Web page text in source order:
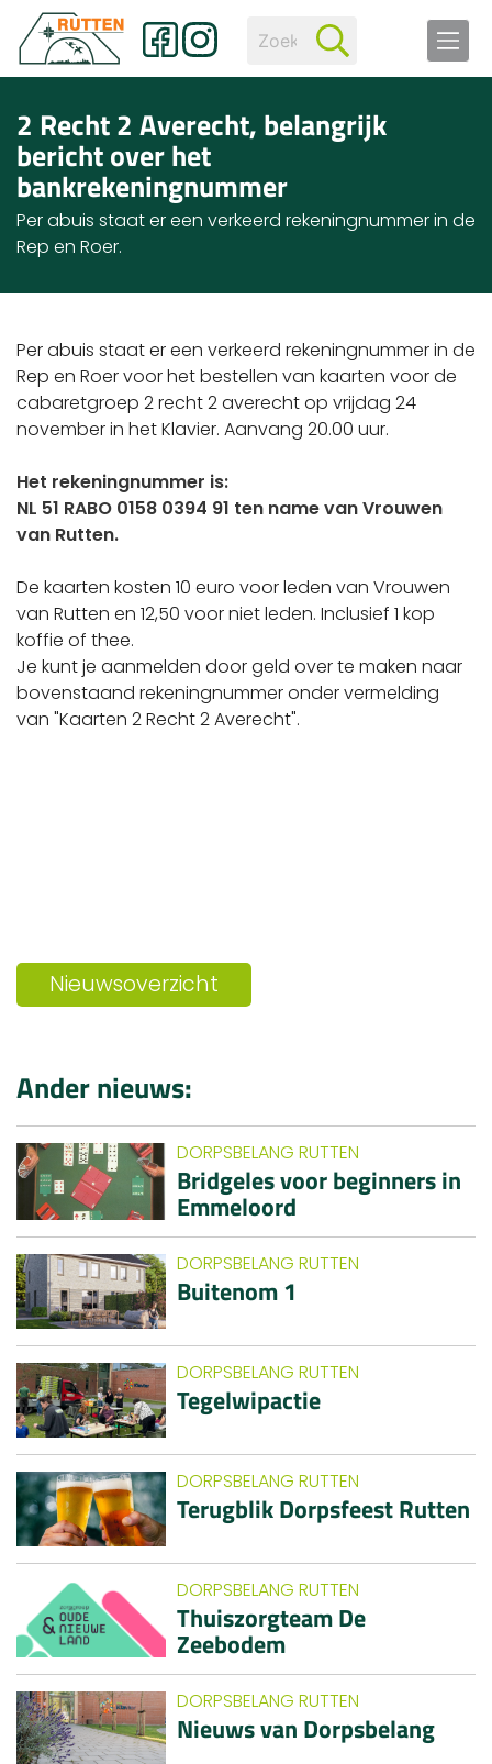
2 Recht 2 Averecht, belangrijk
bericht over het
bankrekeningnummer
Per abuis staat er een verkeerd rekeningnummer in de
Rep en Roer.
Per abuis staat er een verkeerd rekeningnummer in de
Rep en Roer voor het bestellen van kaarten voor de
cabaretgroep 2 recht 2 averecht op vrijdag 24
november in het Klavier. Aanvang 20.00 uur.
Het rekeningnummer is:
NL 51 RABO 0158 0394 91 ten name van Vrouwen
van Rutten.
De kaarten kosten 10 euro voor leden van Vrouwen
van Rutten en 12,50 voor niet leden. Inclusief 1 kop
koffie of thee.
Je kunt je aanmelden door geld over te maken naar
bovenstaand rekeningnummer onder vermelding
van "Kaarten 2 Recht 2 Averecht".
Nieuwsoverzicht
Ander nieuws:
DORPSBELANG RUTTEN
Bridgeles voor beginners in
Emmeloord
DORPSBELANG RUTTEN
Buitenom 1
DORPSBELANG RUTTEN
Tegelwipactie
DORPSBELANG RUTTEN
Terugblik Dorpsfeest Rutten
DORPSBELANG RUTTEN
Thuiszorgteam De
Zeebodem
DORPSBELANG RUTTEN
Nieuws van Dorpsbelang